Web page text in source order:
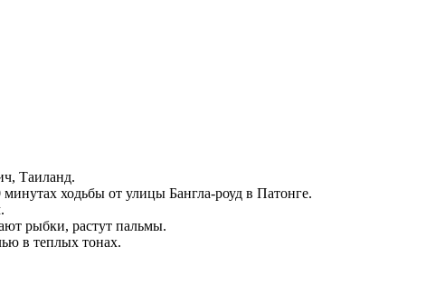
Таиланд.
ходьбы от улицы Бангла-роуд в Патонге.
рыбки, растут пальмы.
в теплых тонах.